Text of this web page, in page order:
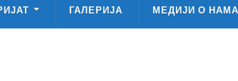
ГАЛЕРИЈА МЕДИЈИ О НАМА